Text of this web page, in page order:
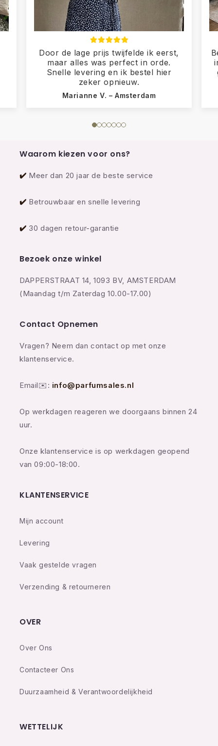
Door de lage prijs twijfelde ik eerst,
maar alles was perfect in orde.
Snelle levering en ik bestel hier
zeker opnieuw.
Marianne V. – Amsterdam
Waarom kiezen voor ons?
✔️ Meer dan 20 jaar de beste service
✔️ Betrouwbaar en snelle levering
✔️ 30 dagen retour-garantie
Bezoek onze winkel
DAPPERSTRAAT 14, 1093 BV, AMSTERDAM
(Maandag t/m Zaterdag 10.00-17.00)
Contact Opnemen
Vragen? Neem dan contact op met onze
klantenservice.
Email✉️: info@parfumsales.nl
Op werkdagen reageren we doorgaans binnen 24
uur.
Onze klantenservice is op werkdagen geopend
van 09:00-18:00.
KLANTENSERVICE
Mijn account
Levering
Vaak gestelde vragen
Verzending & retourneren
OVER
Over Ons
Contacteer Ons
Duurzaamheid & Verantwoordelijkheid
WETTELIJK